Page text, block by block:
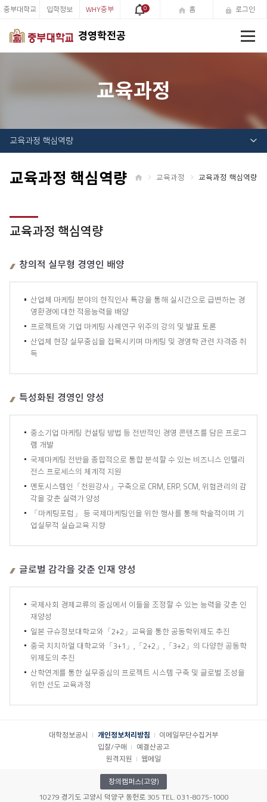
경영학전공
중부대학교 입학정보 WHY중부 0 홈 로그인
교육과정
교육과정 핵심역량
교육과정 핵심역량 교육과정 교육과정 핵심역량
교육과정 핵심역량
창의적 실무형 경영인 배양
산업체 마케팅 분야의 현직인사 특강을 통해 실시간으로 급변하는 경
영환경에 대한 적응능력을 배양
프로젝트와 기업 마케팅 사례연구 위주의 강의 및 발표 토론
산업체 현장 실무중심을 접목시키며 마케팅 및 경영학 관련 자격증 취
득
특성화된 경영인 양성
중소기업 마케팅 컨설팅 방법 등 전반적인 경영 콘텐츠를 담은 프로그
램 개발
국제마케팅 전반을 종합적으로 통합 분석할 수 있는 비즈니스 인텔리
전스 프로세스의 체계적 지원
멘토시스템인「천원강사」구축으로 CRM, ERP, SCM, 위험관리의 감
각을 갖춘 실력가 양성
「마케팅포럼」 등 국제마케팅인을 위한 행사를 통해 학술적이며 기
업실무적 실습교육 지향
글로벌 감각을 갖춘 인재 양성
국제사회 경제교류의 중심에서 이들을 조정할 수 있는 능력을 갖춘 인
재양성
일본 규슈정보대학교와「2+2」교육을 통한 공동학위제도 추진
중국 치치하얼 대학교와「3+1」,「2+2」,「3+2」의 다양한 공동학
위제도의 추진
산학연계를 통한 실무중심의 프로젝트 시스템 구축 및 글로벌 조성을
위한 선도 교육과정
대학정보공시 개인정보처리방침
이메일무단수집거부
입찰/구매
예결산공고
원격지원
웹메일
창의캠퍼스(고양)
10279 경기도 고양시 덕양구 동헌로 305 TEL. 031-8075-1000